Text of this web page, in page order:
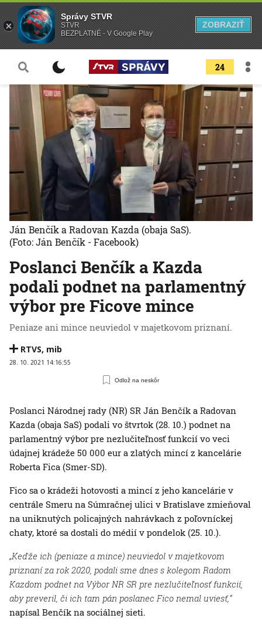
24
Poslanci Benčík a Kazda
podali podnet na parlamentný
výbor pre Ficove mince
Peniaze ani mince neuviedol v majetkovom priznaní.
RTVS, mib
28. 10. 2021 14:16:55
Odlož na neskôr
Ján Benčík a Radovan Kazda (obaja SaS).
(Foto: Ján Benčík - Facebook)
Poslanci Národnej rady (NR) SR Ján Benčík a Radovan
Kazda (obaja SaS) podali vo štvrtok (28. 10.) podnet na
parlamentný výbor pre nezlučiteľnosť funkcií vo veci
údajnej krádeže 50 000 eur a zlatých mincí z kancelárie
Roberta Fica (Smer-SD).
Fico sa o krádeži hotovosti a mincí z jeho kancelárie v
centrále Smeru na Súmračnej ulici v Bratislave zmieňoval
na uniknutých policajných nahrávkach z poľovníckej
chaty, ktoré sa dostali do médií v pondelok (25. 10.).
„Keďže ich (peniaze a mince) neuviedol v majetkovom
priznaní za rok 2020, podali sme dnes s kolegom Radom
Kazdom podnet na Výbor NR SR pre nezlučiteľnosť funkcií,
aby preveril, či ich tam pán poslanec Fico nemal uviesť,“
napísal Benčík na sociálnej sieti.
Správy STVR
STVR
BEZPLATNÉ - V Google Play
ZOBRAZIŤ